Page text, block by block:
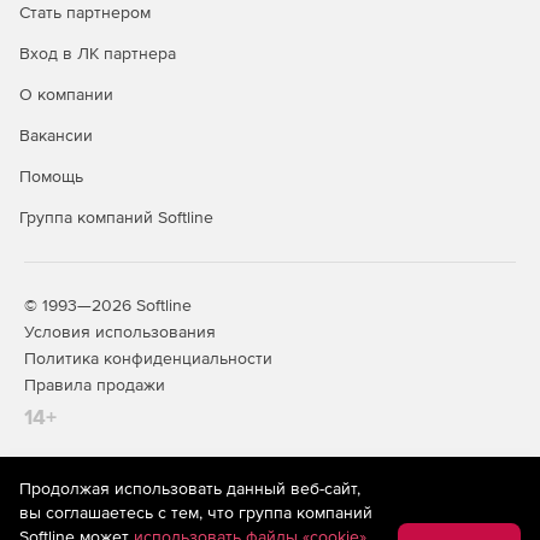
Индикация нормальной/аварийной работы: визуально-
звуковая
Класс защиты согласно требованиям ФСТЭК России:
Применение: помещения до 2-й категории
Подходит для защиты серверных комнат, кабинетов
других пространств, оборудованных современными
компьютерными системами и коммуникациями.
Внимание!!! Срок поставки электронной
лицензии до 5 рабочих дней. Срок
поставки лицензии на физическом
носителе до 15 рабочих дней.
Стать партнером
Вход в ЛК партнера
О компании
Вакансии
Помощь
Группа компаний Softline
© 1993—2026 Softline
Условия использования
Политика конфиденциальности
Правила продажи
14+
На информационном ресурсе store.softline.ru применяются
рекомендательные технологии(информационные технологии
Продолжая использовать данный веб-сайт,
вы соглашаетесь с тем, что группа компаний